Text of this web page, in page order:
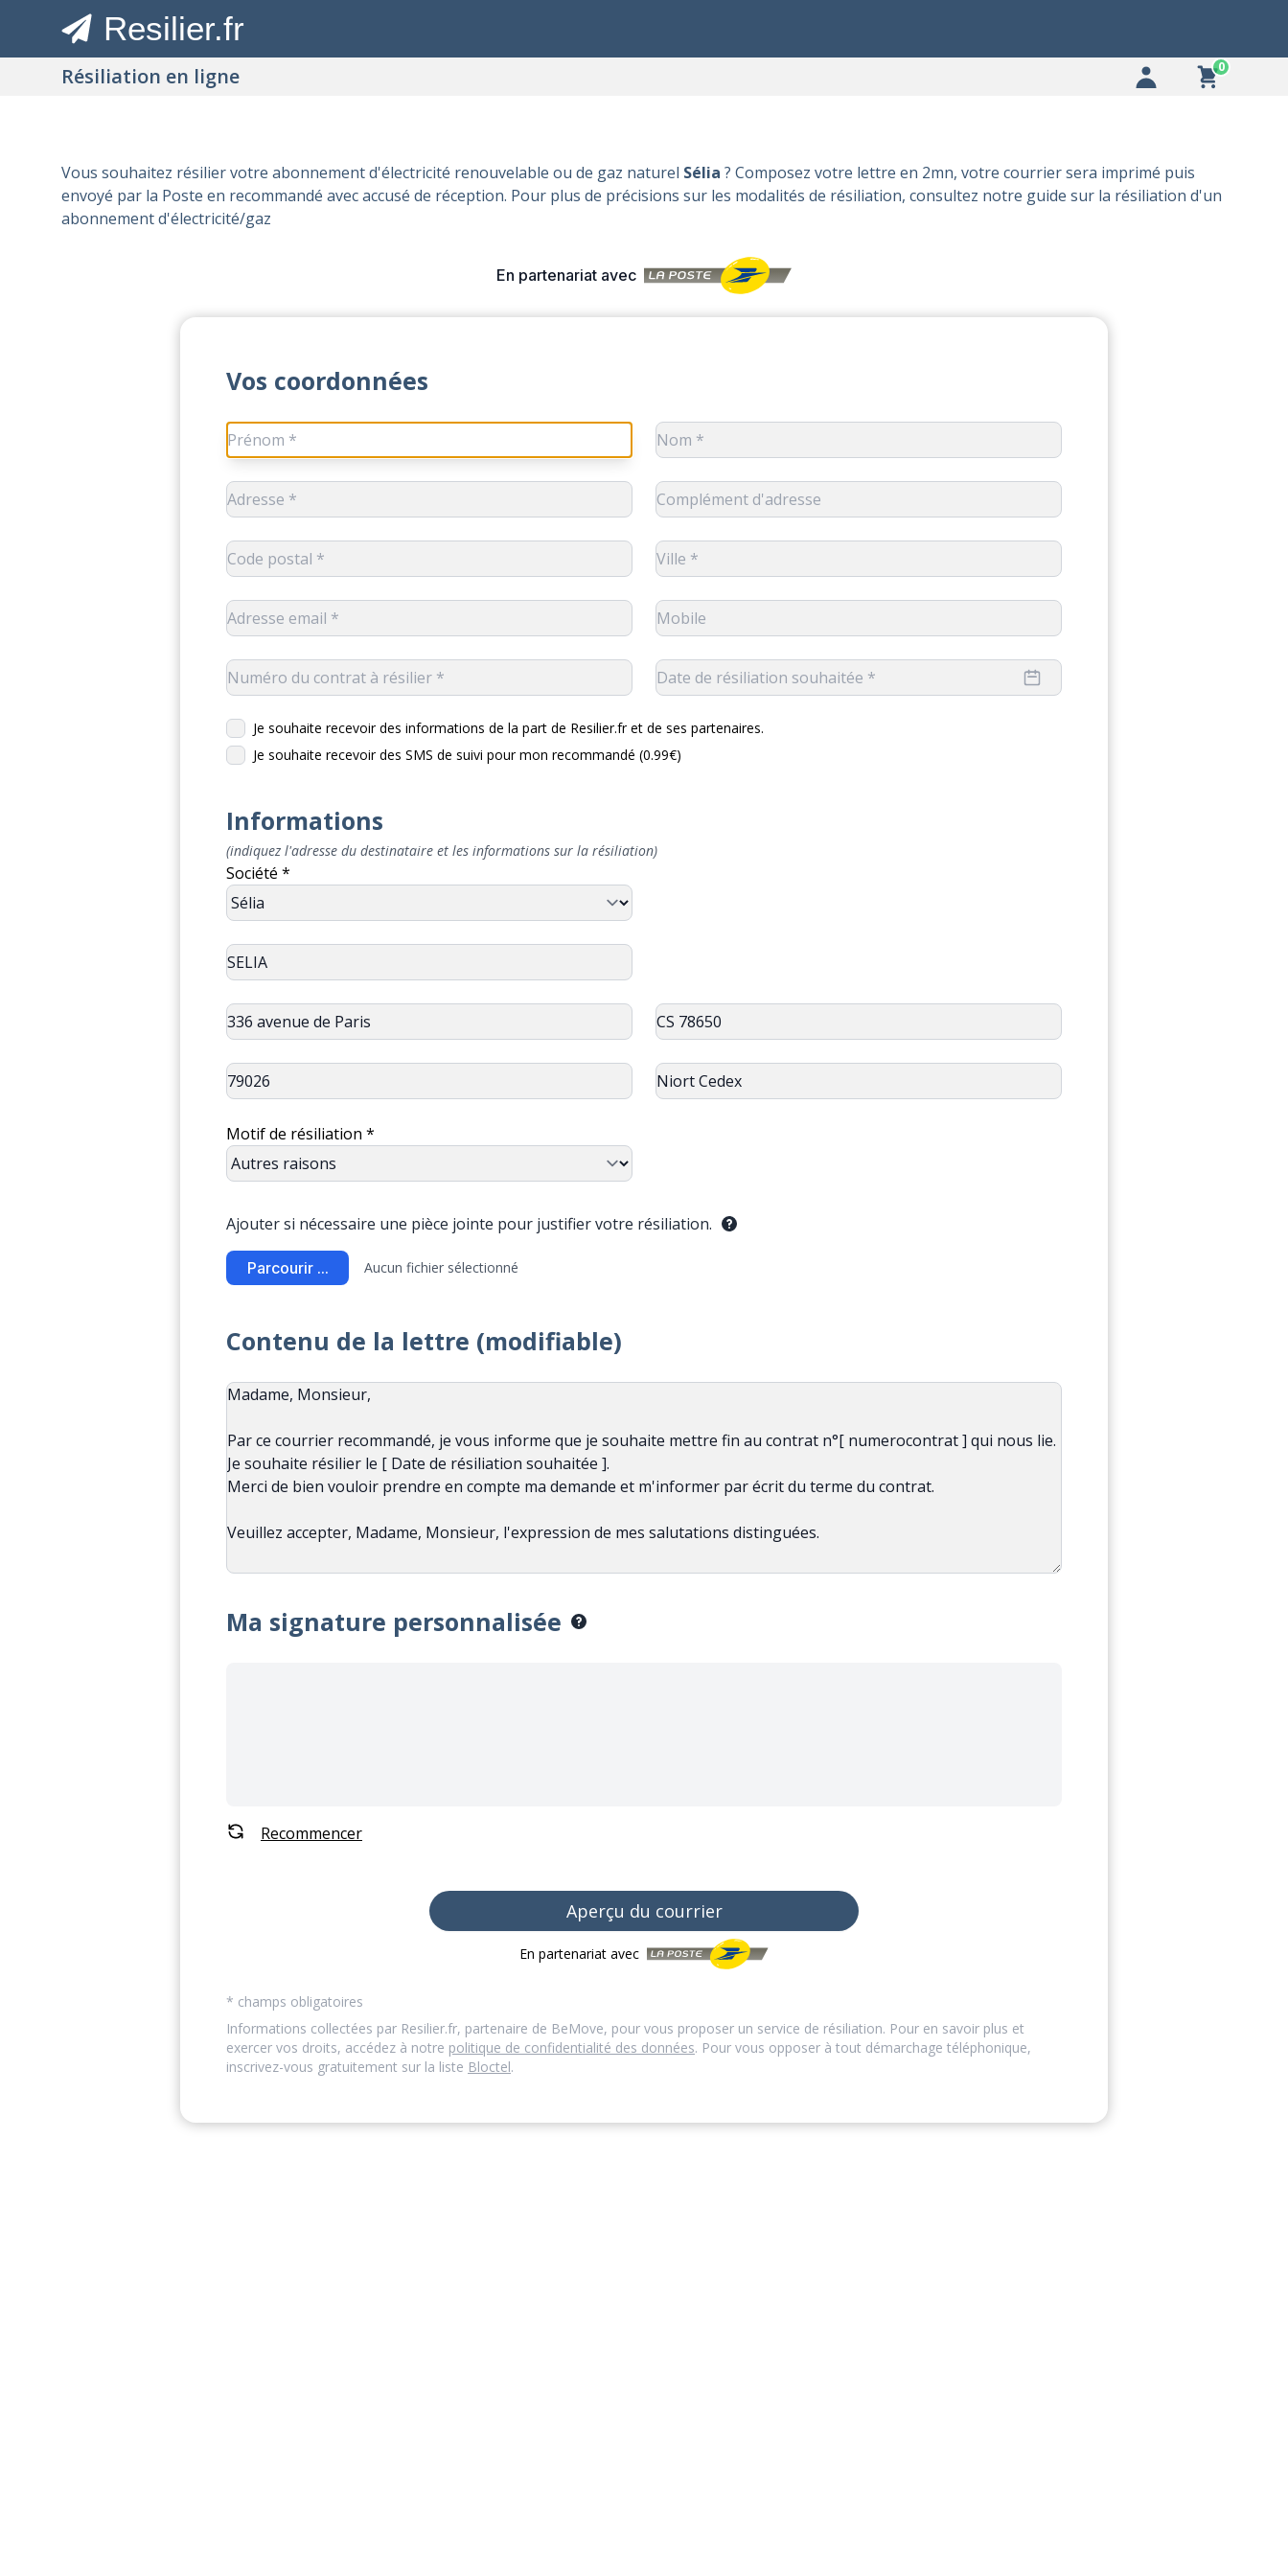
Resilier.fr
Résiliation en ligne 0
Vous souhaitez résilier votre abonnement d'électricité renouvelable ou de gaz naturel Sélia ? Composez votre lettre en 2mn, votre courrier sera imprimé puis
envoyé par la Poste en recommandé avec accusé de réception. Pour plus de précisions sur les modalités de résiliation, consultez notre guide sur la résiliation d'un
abonnement d'électricité/gaz
En partenariat avec
Vos coordonnées
Je souhaite recevoir des informations de la part de Resilier.fr et de ses partenaires.
Je souhaite recevoir des SMS de suivi pour mon recommandé (0.99€)
Informations
(indiquez l'adresse du destinataire et les informations sur la résiliation)
Société *
Motif de résiliation *
Ajouter si nécessaire une pièce jointe pour justifier votre résiliation.
Parcourir ... Aucun fichier sélectionné
Contenu de la lettre (modifiable)
Ma signature personnalisée
Recommencer
Aperçu du courrier
En partenariat avec
* champs obligatoires
Informations collectées par Resilier.fr, partenaire de BeMove, pour vous proposer un service de résiliation. Pour en savoir plus et
exercer vos droits, accédez à notre politique de confidentialité des données. Pour vous opposer à tout démarchage téléphonique,
inscrivez-vous gratuitement sur la liste Bloctel.